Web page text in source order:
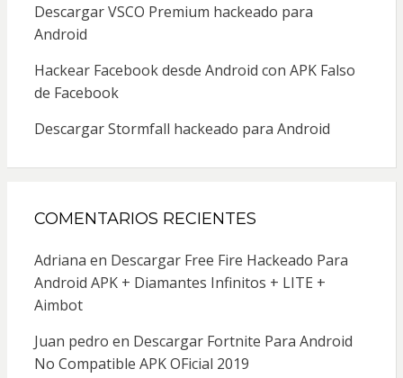
Descargar VSCO Premium hackeado para
Android
Hackear Facebook desde Android con APK Falso
de Facebook
Descargar Stormfall hackeado para Android
COMENTARIOS RECIENTES
Adriana en Descargar Free Fire Hackeado Para
Android APK + Diamantes Infinitos + LITE +
Aimbot
Juan pedro en Descargar Fortnite Para Android
No Compatible APK OFicial 2019